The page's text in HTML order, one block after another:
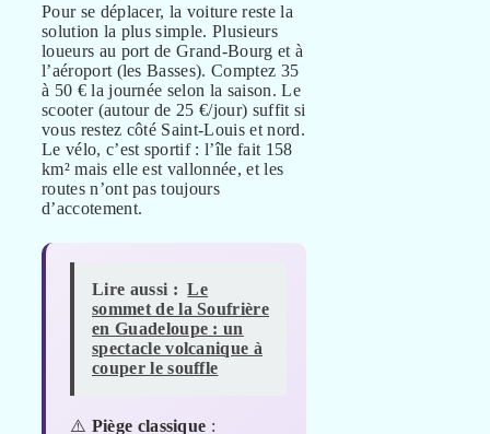
Pour se déplacer, la voiture reste la
solution la plus simple. Plusieurs
loueurs au port de Grand-Bourg et à
l’aéroport (les Basses). Comptez 35
à 50 € la journée selon la saison. Le
scooter (autour de 25 €/jour) suffit si
vous restez côté Saint-Louis et nord.
Le vélo, c’est sportif : l’île fait 158
km² mais elle est vallonnée, et les
routes n’ont pas toujours
d’accotement.
Lire aussi : Le
sommet de la Soufrière
en Guadeloupe : un
spectacle volcanique à
couper le souffle
⚠️ Piège classique :